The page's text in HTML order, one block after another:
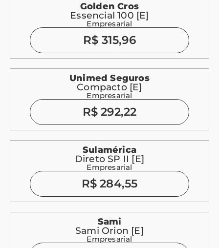
Golden Cros
Essencial 100 [E]
Empresarial
R$ 315,96
Unimed Seguros
Compacto [E]
Empresarial
R$ 292,22
Sulamérica
Direto SP II [E]
Empresarial
R$ 284,55
Sami
Sami Orion [E]
Empresarial